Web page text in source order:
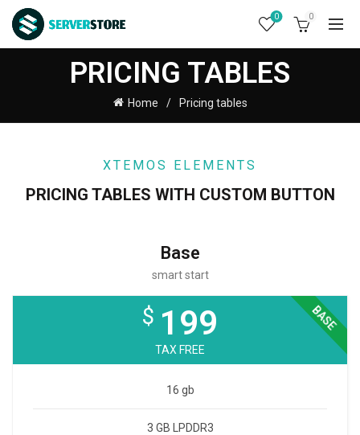
0 0
PRICING TABLES
Home Pricing tables
XTEMOS ELEMENTS
PRICING TABLES WITH CUSTOM BUTTON
Base
smart start
BASE
$ 199
TAX FREE
16 gb
3 GB LPDDR3